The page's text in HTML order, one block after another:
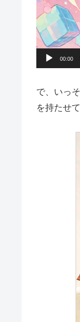
00:00
で、いっ
を持たせ